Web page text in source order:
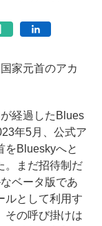
家元首のアカ
経過したBlues
年5月、公式ア
をBlueskyへと
。まだ招待制だ
ベータ版であ
ルとして利用す
その呼び掛けは